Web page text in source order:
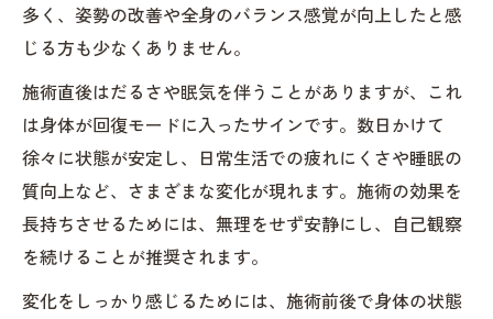
多く、姿勢の改善や全身のバランス感覚が向上したと感
じる方も少なくありません。
施術直後はだるさや眠気を伴うことがありますが、これ
は身体が回復モードに入ったサインです。数日かけて
徐々に状態が安定し、日常生活での疲れにくさや睡眠の
質向上など、さまざまな変化が現れます。施術の効果を
長持ちさせるためには、無理をせず安静にし、自己観察
を続けることが推奨されます。
変化をしっかり感じるためには、施術前後で身体の状態